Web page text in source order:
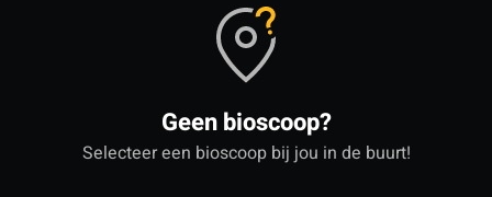
Geen bioscoop?
Selecteer een bioscoop bij jou in de buurt!